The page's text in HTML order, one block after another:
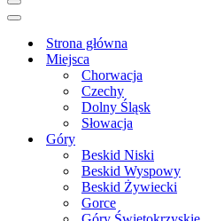
Menu
nawigacji
Menu
nawigacjiStrona główna
Miejsca
Chorwacja
Czechy
Dolny Śląsk
Słowacja
Góry
Beskid Niski
Beskid Wyspowy
Beskid Żywiecki
Gorce